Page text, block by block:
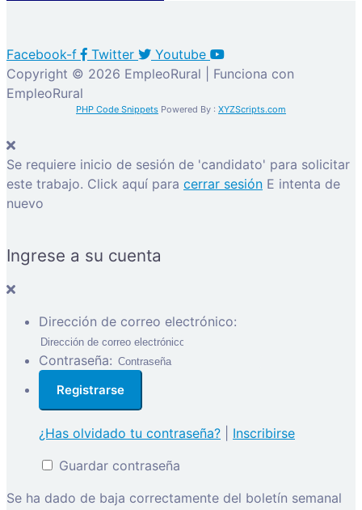
Facebook-f Twitter
Youtube
Copyright © 2026 EmpleoRural | Funciona con
EmpleoRural
PHP Code Snippets Powered By : XYZScripts.com
Se requiere inicio de sesión de 'candidato' para solicitar
este trabajo. Click aquí para cerrar sesión E intenta de
nuevo
Ingrese a su cuenta
Dirección de correo electrónico:
Contraseña:
¿Has olvidado tu contraseña?
Inscribirse
Guardar contraseña
Se ha dado de baja correctamente del boletín semanal